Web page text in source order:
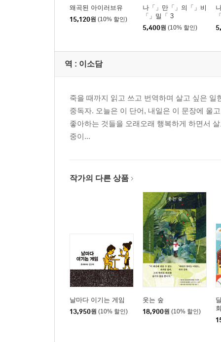
왜곡된 아이러브유
15,120원 (10% 할인)
나「」만「」의「」비
「」밀「 3
5,400원 (10% 할인)
역 : 이소담
죽을 때까지 읽고 쓰고 번역하며 살고 싶은
중독자. 오늘은 이 단어, 내일은 이 문장에 울
좋아하는 것들을 오래오래 행복하게 하면서
중이...
작가의 다른 상품
날마다 이기는 게임
13,950원 (10% 할인)
웃는 숲
18,900원 (10% 할인)